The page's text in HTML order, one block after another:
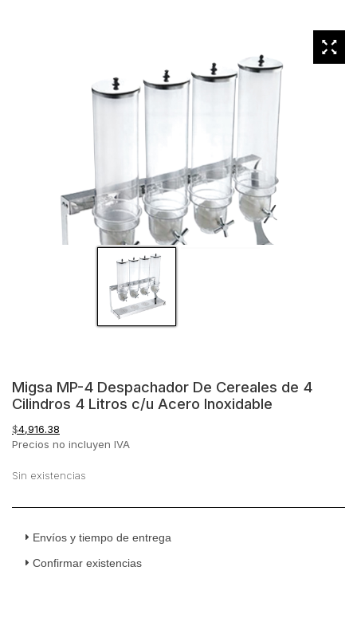
Migsa MP-4 Despachador De Cereales de 4
Cilindros 4 Litros c/u Acero Inoxidable
$4,916.38
Precios no incluyen IVA
Sin existencias
Envíos y tiempo de entrega
Confirmar existencias